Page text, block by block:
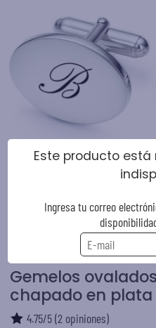
Gemelos
chapado en
4.75/5(2 opiniones)
Este producto
Ingresa tu correo